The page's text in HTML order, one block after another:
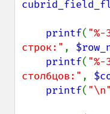
printf( "%-
строк:" ,
printf( "%-
столбцов:" ,
printf( "\n"